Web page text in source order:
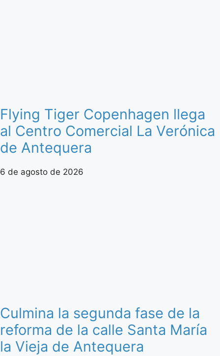
Flying Tiger Copenhagen llega
al Centro Comercial La Verónica
de Antequera
6 de agosto de 2026
Culmina la segunda fase de la
reforma de la calle Santa María
la Vieja de Antequera